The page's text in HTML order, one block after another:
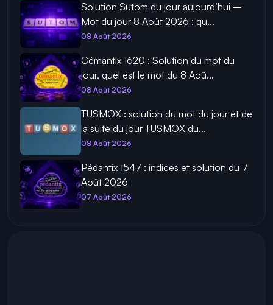
Solution Sutom du jour aujourd’hui –
Mot du jour 8 Août 2026 : qu...
08 Août 2026
Cémantix 1620 : Solution du mot du
jour, quel est le mot du 8 Aoû...
08 Août 2026
TUSMOX : solution du mot du jour et de
la suite du jour TUSMOX du...
08 Août 2026
Pédantix 1547 : indices et solution du 7
Août 2026
07 Août 2026